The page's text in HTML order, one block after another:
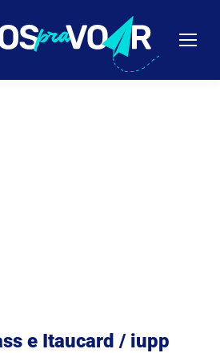
e Itaucard / iupp